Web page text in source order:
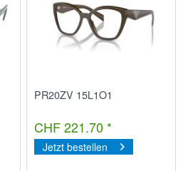
PR20ZV 15L1O1
CHF 221.70 *
Jetzt bestellen